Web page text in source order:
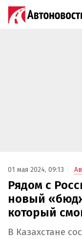
01 мая 2024, 09:13
Рядом с
новый
который
В Казахстане